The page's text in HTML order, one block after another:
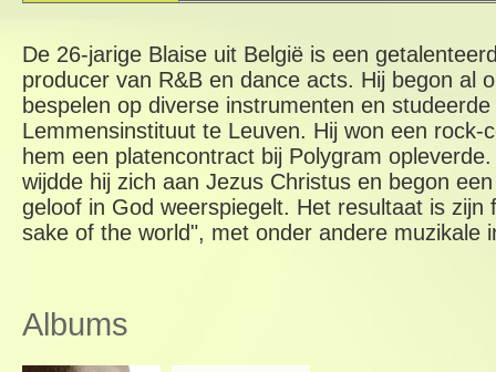
De 26-jarige Blaise uit België is een
producer van R&B en dance acts. Hij begon al
bespelen op diverse instrumenten en studeerde
Lemmensinstituut te Leuven. Hij won een rock-
hem een platencontract bij Polygram opleverde.
wijdde hij zich aan Jezus Christus en begon
geloof in God weerspiegelt. Het resultaat is zijn
sake of the world", met onder andere muzikale
Albums